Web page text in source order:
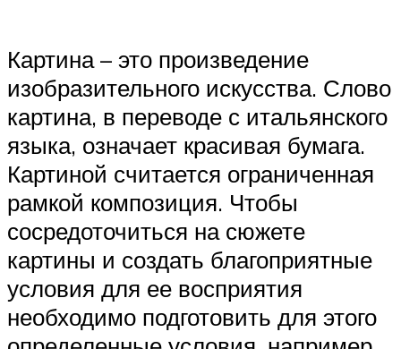
Картина – это произведение
изобразительного искусства. Слово
картина, в переводе с итальянского
языка, означает красивая бумага.
Картиной считается ограниченная
рамкой композиция. Чтобы
сосредоточиться на сюжете
картины и создать благоприятные
условия для ее восприятия
необходимо подготовить для этого